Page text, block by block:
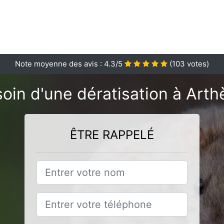
Note moyenne des avis : 4.3/5 (103 votes)
d'une dératisation à
ÊTRE RAPPELÉ